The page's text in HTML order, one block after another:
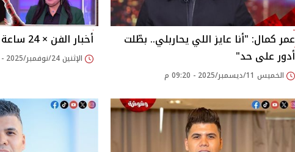
عمر كمال: "أنا عايز اللي يحاربلي.. بطّلت
أدور على حد"
الخميس 11/ديسمبر/2025 - 09:20 م
أخبار الفن × 24 ساعة
الإثنين 24/نوفمبر/2025 - 12:00 ص